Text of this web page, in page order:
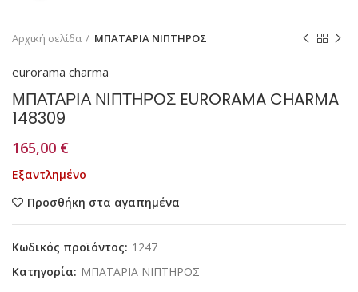
Αρχική σελίδα ΜΠΑΤΑΡΙΑ ΝΙΠΤΗΡΟΣ
eurorama charma
ΜΠΑΤΑΡΙΑ ΝΙΠΤΗΡΟΣ EURORAMA CHARMA
148309
165,00 €
Εξαντλημένο
Προσθήκη στα αγαπημένα
Κωδικός προϊόντος: 1247
Κατηγορία: ΜΠΑΤΑΡΙΑ ΝΙΠΤΗΡΟΣ